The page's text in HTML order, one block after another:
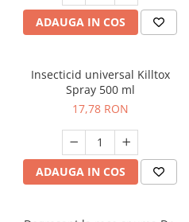
ADAUGA IN COS
Insecticid universal Killtox
Spray 500 ml
17,78 RON
ADAUGA IN COS